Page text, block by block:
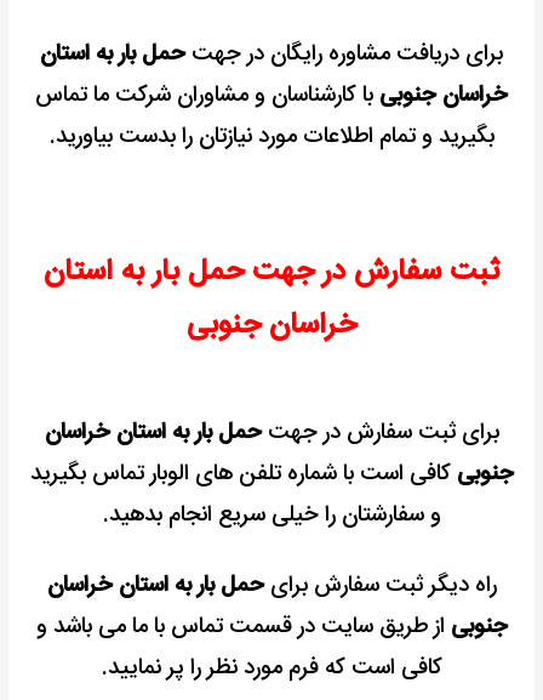
برای دریافت مشاوره رایگان در جهتحمل بار به استان
خراسان جنوبی با کارشناسان و مشاوران شرکت ما تماس
بگیرید و تمام اطلاعات مورد نیازتان را بدست بیاورید.
ثبت سفارش در جهت حمل بار به استان
خراسان جنوبی
برای ثبت سفارش در جهتحمل بار به استان خراسان
جنوبی کافی است با شماره تلفن های الوبار تماس بگیرید
و سفارشتان را خیلی سریع انجام بدهید.
راه دیگر ثبت سفارش برایحمل بار به استان خراسان
جنوبی از طریق سایت در قسمت تماس با ما می باشد و
کافی است که فرم مورد نظر را پر نمایید.